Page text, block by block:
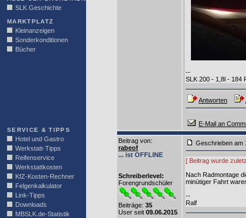
SLK Geschichte
MARKTPLATZ
Kleinanzeigen
Sonderkonditionen
Bücher
SERVICE & TIPPS
Hotel und Gastro
Werkstatt-Tipps
Reifenservice
Werkstattkosten
KfZ-Kosten-Rechner
Felgenkalkulator
Link-Tipps
Downloads
MBSLK.de-Statistik
--
SLK 200 - 1,8l - 184
Antworten
E-Mail an
Beitrag von:
rabeof
... ist OFFLINE
Schreiberlevel:
Forengrundschüler
Beiträge: 35
User seit 09.06.2015
Geschrieben am
[ Beitrag wurde
Nach Radmontage
minütiger Fahrt
--
Ralf